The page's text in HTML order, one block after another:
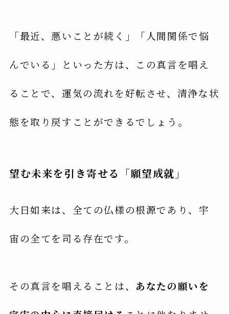
「最近、悪いことが続く」「人間関係で悩
んでいる」といった方は、この真言を唱え
ることで、運気の流れを好転させ、清浄な状
態を取り戻すことができるでしょう。
望む未来を引き寄せる「願望成就」
大日如来は、全ての仏様の根源であり、宇
宙の全てを司る存在です。
その真言を唱えることは、 あなたの願いを